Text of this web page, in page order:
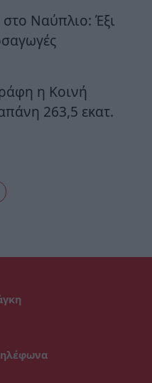
Ναύπλιο: Έξι
η Κοινή
263,5 εκατ.